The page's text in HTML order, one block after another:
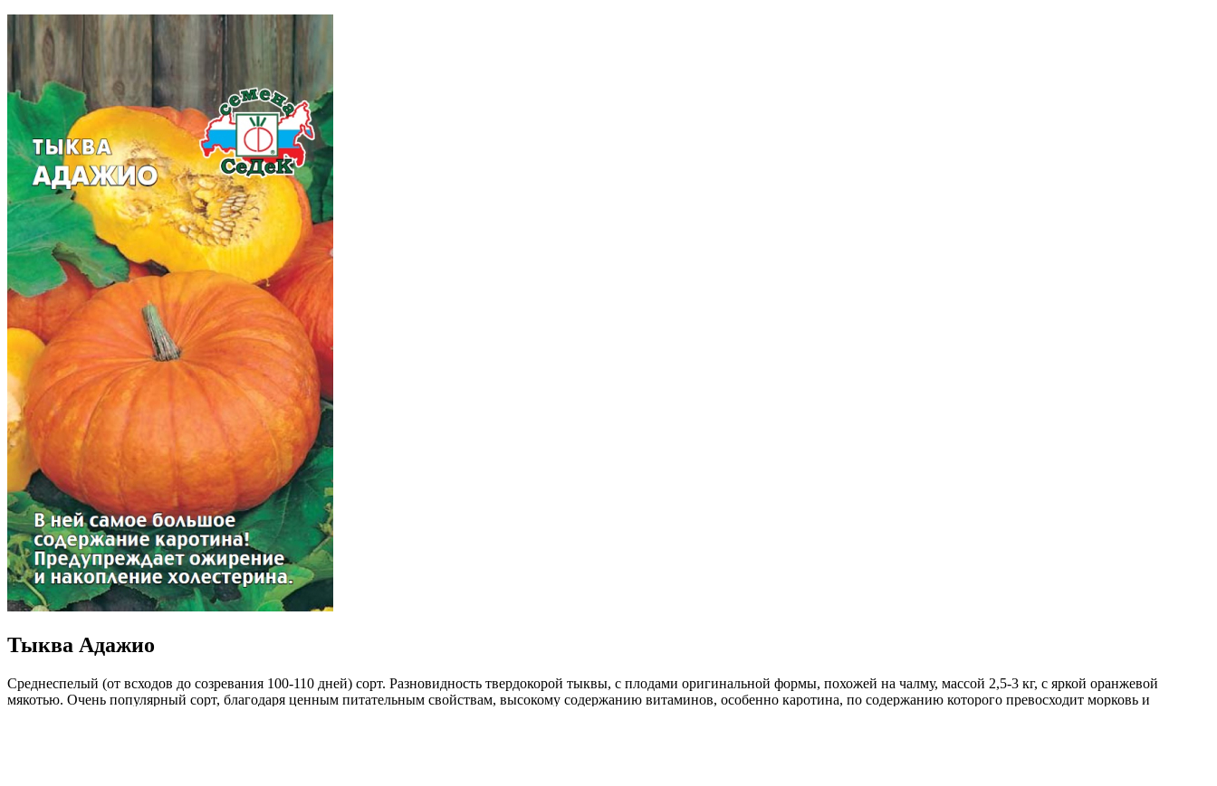
Тыква Адажио
Среднеспелый (от всходов до созревания 100-110 дней) сорт. Разновидность твердокорой тыквы, с плодами оригинальной формы, похожей на чалму, массой 2,5-3 кг, с яркой оранжевой
мякотью. Очень популярный сорт, благодаря ценным питательным свойствам, высокому содержанию витаминов, особенно каротина, по содержанию которого превосходит морковь и